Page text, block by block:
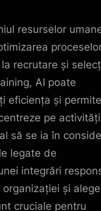
resurselor
recrutare și
AI poate
eficiența și permite
pe activități
să se ia în
legate de
integrări
și
cruciale pentru